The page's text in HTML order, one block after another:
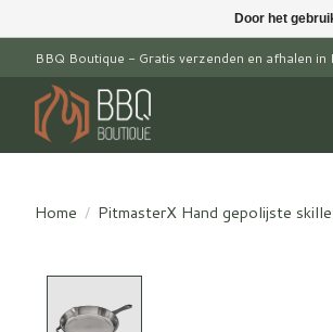
BBQ Boutique - Gratis verzenden en afhalen in
Home / PitmasterX Hand gepolijste
Door het